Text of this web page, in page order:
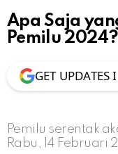
Apa Saja
Pemilu
GET UPDATES
Pemilu serentak
Rabu, 14 Februari